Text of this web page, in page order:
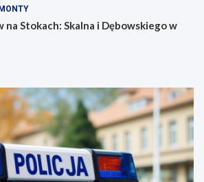
na Stokach: Skalna i Dębowskiego w